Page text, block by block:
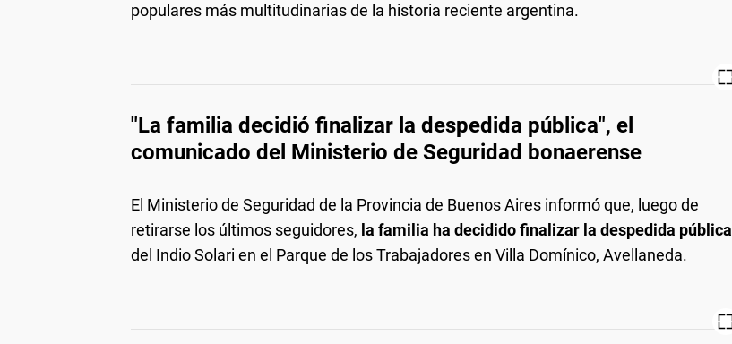
populares más multitudinarias de la historia reciente argentina.
"La familia decidió finalizar la despedida pública", el
comunicado del Ministerio de Seguridad bonaerense
El Ministerio de Seguridad de la Provincia de Buenos Aires informó que, luego de
retirarse los últimos seguidores, la familia ha decidido finalizar la despedida pública
del Indio Solari en el Parque de los Trabajadores en Villa Domínico, Avellaneda.